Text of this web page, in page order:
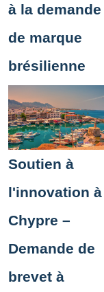
à la demande
de marque
brésilienne
Soutien à
l'innovation à
Chypre –
Demande de
brevet à